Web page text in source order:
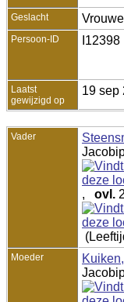
Geslacht
Persoon-ID I12398
Laatst
gewijzigd op
19 sep
Vader
, ovl.
Moeder